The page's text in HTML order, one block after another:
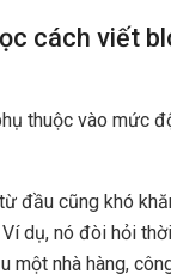
cách viết
thuộc vào mức
đầu cũng khó
Ví dụ, nó đòi hỏi
một nhà hàng,